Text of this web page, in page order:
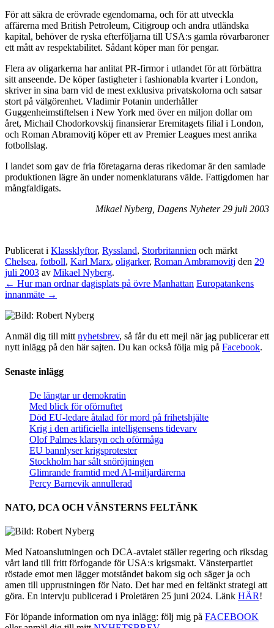
För att säkra de erövrade egendomarna, och för att utveckla
affärerna med British Petroleum, Citigroup och andra utländska
kapital, behöver de ryska efterföljarna till USA:s gamla rövarbaroner
ett mått av respektabilitet. Sådant köper man för pengar.
Flera av oligarkerna har anlitat PR-firmor i utlandet för att förbättra
sitt anseende. De köper fastigheter i fashionabla kvarter i London,
skriver in sina barn vid de mest exklusiva privatskolorna och satsar
stort på välgörenhet. Vladimir Potanin underhåller
Guggenheimstiftelsen i New York med över en miljon dollar om
året, Michail Chodorkovskij finansierar Eremitagets filial i London,
och Roman Abramovitj köper ett av Premier Leagues mest anrika
fotbollslag.
I landet som gav de fria företagarna deras rikedomar är den samlade
produktionen lägre än under nomenklaturans välde. Fattigdomen har
mångfaldigats.
Mikael Nyberg, Dagens Nyheter 29 juli 2003
Publicerat i Klassklyftor, Ryssland, Storbritannien och märkt
Chelsea, fotboll, Karl Marx, oligarker, Roman Ambramovitj den 29
juli 2003 av Mikael Nyberg.
← Hur man ordnar dagisplats på övre Manhattan Europatankens
innanmäte →
Anmäl dig till mitt nyhetsbrev, så får du ett mejl när jag publicerar ett
nytt inlägg på den här sajten. Du kan också följa mig på Facebook.
Senaste inlägg
De längtar ur demokratin
Med blick för oförnuftet
Död EU-ledare åtalad för mord på frihetshjälte
Krig i den artificiella intelligensens tidevarv
Olof Palmes klarsyn och oförmåga
EU bannlyser krigsprotester
Stockholm har sålt snöröjningen
Glimrande framtid med AI-miljardärerna
Percy Barnevik annullerad
NATO, DCA OCH VÄNSTERNS FELTÄNK
Med Natoanslutningen och DCA-avtalet ställer regering och riksdag
vårt land till fritt förfogande för USA:s krigsmakt. Vänsterpartiet
röstade emot men lägger motståndet bakom sig och säger ja och
amen till upprustningen för Nato. Det har med en feltänkt strategi att
göra. En intervju publicerad i Proletären 25 juni 2024. Länk HÄR!
För löpande information om nya inlägg: följ mig på FACEBOOK